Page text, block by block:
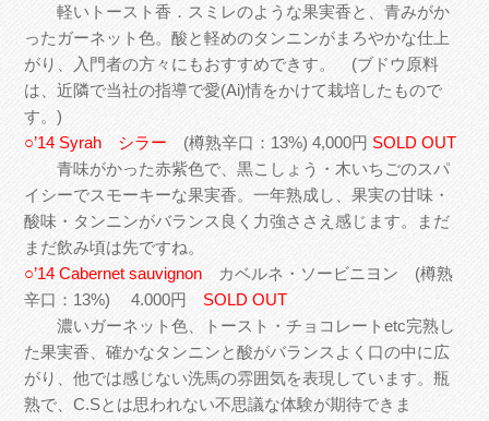
軽いトースト香．スミレのような果実香と、青みがか
ったガーネット色。酸と軽めのタンニンがまろやかな仕上
がり、入門者の方々にもおすすめできす。 (ブドウ原料
は、近隣で当社の指導で愛(Ai)情をかけて栽培したもので
す。)
○’14 Syrah シラー (樽熟辛口：13%) 4,000円SOLD OUT
青味がかった赤紫色で、黒こしょう・木いちごのスパ
イシーでスモーキーな果実香。一年熟成し、果実の甘味・
酸味・タンニンがバランス良く力強ささえ感じます。まだ
まだ飲み頃は先ですね。
○’14 Cabernet sauvignon カベルネ・ソービニヨン (樽熟
辛口：13%) 4.000円SOLD OUT
濃いガーネット色、トースト・チョコレートetc完熟し
た果実香、確かなタンニンと酸がバランスよく口の中に広
がり、他では感じない洗馬の雰囲気を表現しています。瓶
熟で、C.Sとは思われない不思議な体験が期待できま